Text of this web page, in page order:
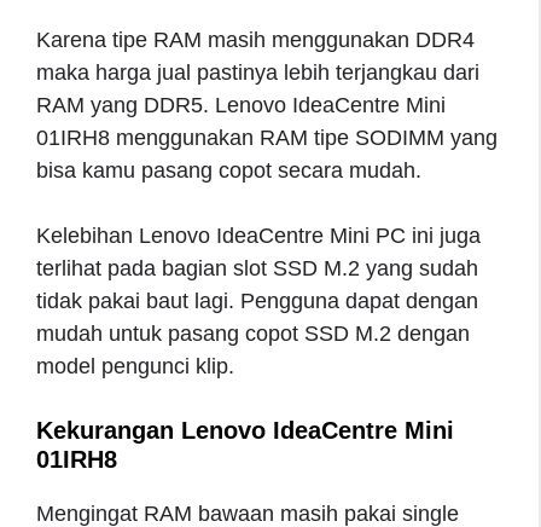
Karena tipe RAM masih menggunakan DDR4
maka harga jual pastinya lebih terjangkau dari
RAM yang DDR5. Lenovo IdeaCentre Mini
01IRH8 menggunakan RAM tipe SODIMM yang
bisa kamu pasang copot secara mudah.
Kelebihan Lenovo IdeaCentre Mini PC ini juga
terlihat pada bagian slot SSD M.2 yang sudah
tidak pakai baut lagi. Pengguna dapat dengan
mudah untuk pasang copot SSD M.2 dengan
model pengunci klip.
Kekurangan Lenovo IdeaCentre Mini
01IRH8
Mengingat RAM bawaan masih pakai single